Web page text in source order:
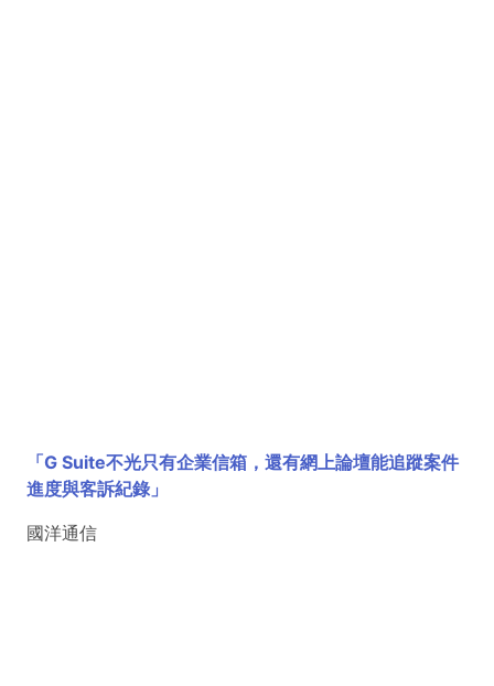
「G Suite不光只有企業信箱，還有網上論壇能追蹤案件
進度與客訴紀錄」
國洋通信